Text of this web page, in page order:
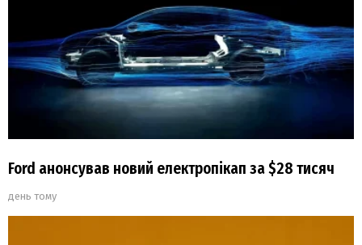
Ford анонсував новий електропікап за $28 тисяч
день тому